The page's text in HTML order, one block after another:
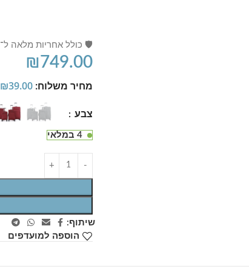
🛡️ כולל אחריות מלאה ל־24 חודשים.
₪749.00
מחיר משלוח: ₪39.00
צבע
4 במלאי
שיתוף:
הוספה למועדפים